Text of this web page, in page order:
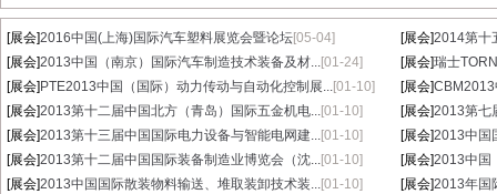
[展会]2016中国(上海)国际汽车塑料展览会暨论坛[05-04] [展会]2014第十
[展会]2013中国（南京）国际汽车制造技术装备及材...[01-24] [展会]瑞士
[展会] PTE2013中国（国际）动力传动与自动化控制展...[01-10] [展会]CBM2013
[展会]2013第十二届中国北方（青岛）国际五金机电...[01-10] [展会]2013第七
[展会]2013第十三届中国国际电力设备与智能电网建...[01-10] [展会]2013中国
[展会]2013第十二届中国国际装备制造业博览会（沈...[01-10] [展会]2013中国
[展会]2013中国国际散装物料输送、堆取装卸技术装...[01-10] [展会]2013年国